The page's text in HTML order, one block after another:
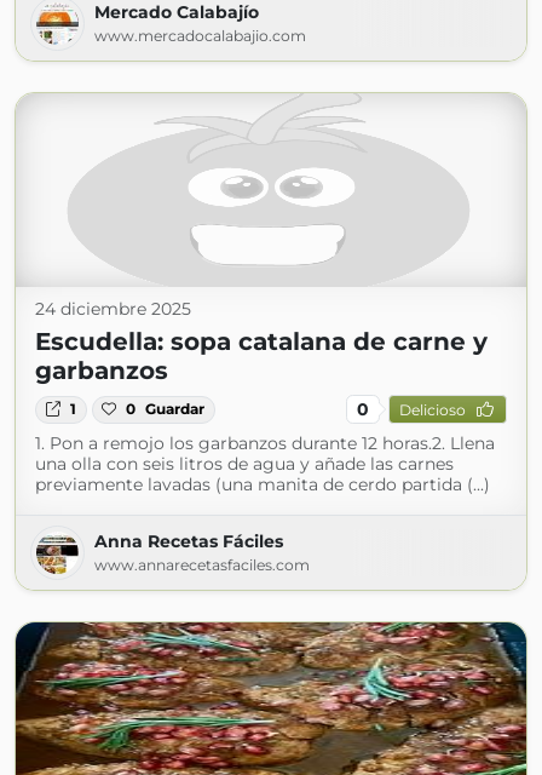
Mercado Calabajío
www.mercadocalabajio.com
24 diciembre 2025
Escudella: sopa catalana de carne y
garbanzos
1 0 Guardar 0 Delicioso
1. Pon a remojo los garbanzos durante 12 horas.2. Llena
una olla con seis litros de agua y añade las carnes
previamente lavadas (una manita de cerdo partida (...)
Anna Recetas Fáciles
www.annarecetasfaciles.com